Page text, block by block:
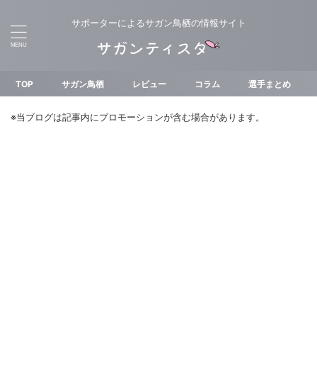
サポーターによるサガン鳥栖の情報サイト
TOP サガン鳥栖 レビュー コラム 選手まとめ
※当ブログは記事内にプロモーションが含む場合があります。